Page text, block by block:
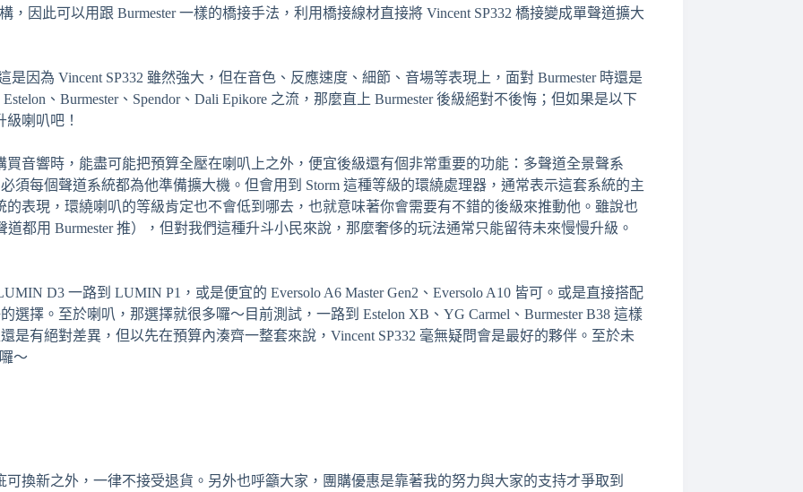
，因此可以用跟 Burmester 一樣的橋接手法，利用橋接線材直接將 Vincent SP332 橋接變成單聲道擴大
因為 Vincent SP332 雖然強大，但在音色、反應速度、細節、音場等表現上，面對 Burmester 時還是
、Burmester、Spendor、Dali Epikore 之流，那麼直上 Burmester 後級絕對不後悔；但如果是以下
喇叭吧！
音響時，能盡可能把預算全壓在喇叭上之外，便宜後級還有個非常重要的功能：多聲道全景聲系
須每個聲道系統都為他準備擴大機。但會用到 Storm 這種等級的環繞處理器，通常表示這套系統的主
表現，環繞喇叭的等級肯定也不會低到哪去，也就意味著你會需要有不錯的後級來推動他。雖說也
都用 Burmester 推），但對我們這種升斗小民來說，那麼奢侈的玩法通常只能留待未來慢慢升級。
D3 一路到 LUMIN P1，或是便宜的 Eversolo A6 Master Gen2、Eversolo A10 皆可。或是直接搭配
選擇。至於喇叭，那選擇就很多囉～目前測試，一路到 Estelon XB、YG Carmel、Burmester B38 這樣
是有絕對差異，但以先在預算內湊齊一整套來說，Vincent SP332 毫無疑問會是最好的夥伴。至於未
～
換新之外，一律不接受退貨。另外也呼籲大家，團購優惠是靠著我的努力與大家的支持才爭取到